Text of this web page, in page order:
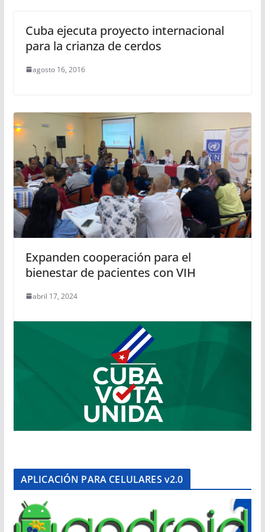
Cuba ejecuta proyecto internacional
para la crianza de cerdos
agosto 16, 2016
Expanden cooperación para el
bienestar de pacientes con VIH
abril 17, 2024
APLICACIÓN PARA CELULARES v2.0